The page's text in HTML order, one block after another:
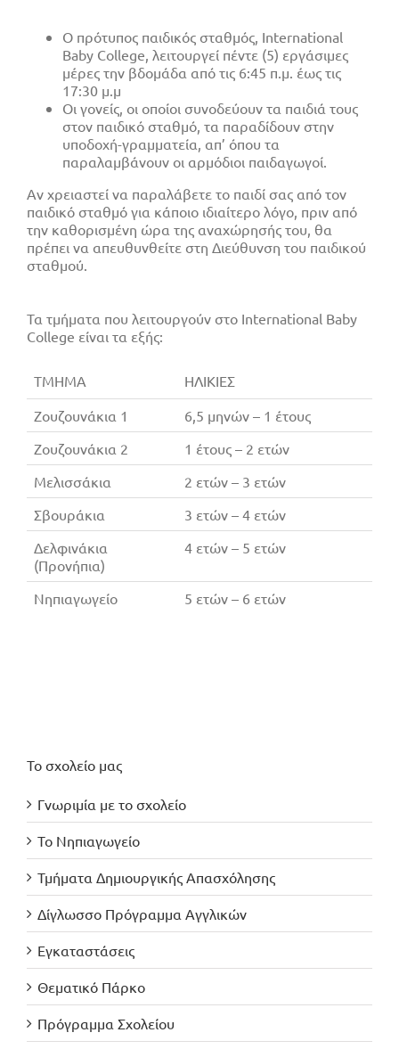
Ο πρότυπος παιδικός σταθμός, International
Baby College, λειτουργεί πέντε (5) εργάσιμες
μέρες την βδομάδα από τις 6:45 π.μ. έως τις
17:30 μ.μ
Οι γονείς, οι οποίοι συνοδεύουν τα παιδιά τους
στον παιδικό σταθμό, τα παραδίδουν στην
υποδοχή-γραμματεία, απ’ όπου τα
παραλαμβάνουν οι αρμόδιοι παιδαγωγοί.
Αν χρειαστεί να παραλάβετε το παιδί σας από τον
παιδικό σταθμό για κάποιο ιδιαίτερο λόγο, πριν από
την καθορισμένη ώρα της αναχώρησής του, θα
πρέπει να απευθυνθείτε στη Διεύθυνση του παιδικού
σταθμού.
Τα τμήματα που λειτουργούν στο International Baby
College είναι τα εξής:
ΤΜΗΜΑ
ΗΛΙΚΙΕΣ
Ζουζουνάκια 1
6,5 μηνών – 1 έτους
Ζουζουνάκια 2
1 έτους – 2 ετών
Μελισσάκια
2 ετών – 3 ετών
Σβουράκια
3 ετών – 4 ετών
Δελφινάκια
(Προνήπια)
4 ετών – 5 ετών
Νηπιαγωγείο 5 ετών – 6 ετών
Το σχολείο μας
Γνωριμία με το σχολείο
Το Νηπιαγωγείο
Τμήματα Δημιουργικής Απασχόλησης
Δίγλωσσο Πρόγραμμα Αγγλικών
Εγκαταστάσεις
Θεματικό Πάρκο
Πρόγραμμα Σχολείου